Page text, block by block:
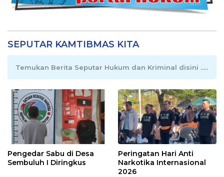
SEPUTAR KAMTIBMAS KITA
Temukan Berita Seputar Hukum dan Kriminal disini .....
Pengedar Sabu di Desa
Sembuluh I Diringkus
Peringatan Hari Anti
Narkotika Internasional
2026